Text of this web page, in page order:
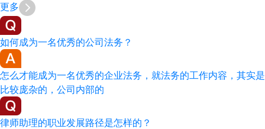
更多
如何成为一名优秀的公司法务？
怎么才能成为一名优秀的企业法务，就法务的工作内容，其实是
比较庞杂的，公司内部的
律师助理的职业发展路径是怎样的？